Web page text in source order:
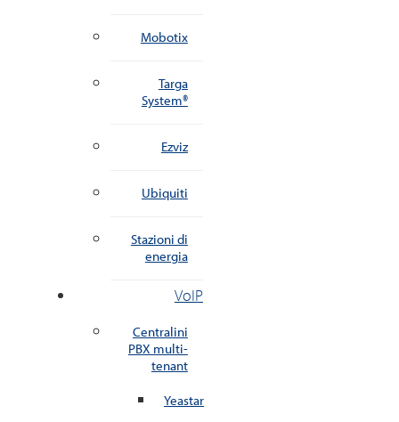
Mobotix
Targa
System®
Ezviz
Ubiquiti
Stazioni di
energia
VoIP
Centralini
PBX multi-
tenant
Yeastar